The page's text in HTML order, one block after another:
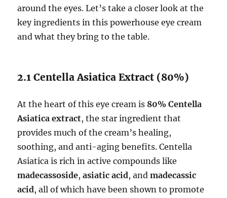
around the eyes. Let’s take a closer look at the
key ingredients in this powerhouse eye cream
and what they bring to the table.
2.1 Centella Asiatica Extract (80%)
At the heart of this eye cream is 80% Centella
Asiatica extract, the star ingredient that
provides much of the cream’s healing,
soothing, and anti-aging benefits. Centella
Asiatica is rich in active compounds like
madecassoside,asiatic acid, andmadecassic
acid, all of which have been shown to promote